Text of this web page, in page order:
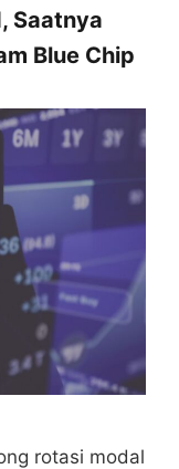
Saatnya
Blue Chip
rotasi modal